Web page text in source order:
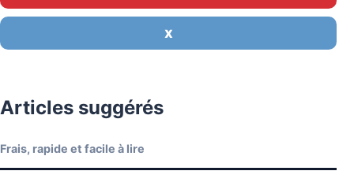
X
Articles suggérés
Frais, rapide et facile à lire